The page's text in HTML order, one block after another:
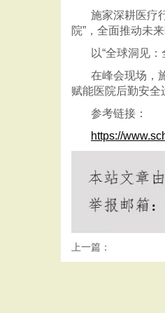
施家深耕医疗
院”，全面推动未
以“全球洞见
在峰会现场，
赋能医院后勤安全
参考链接：
https://
上一篇：